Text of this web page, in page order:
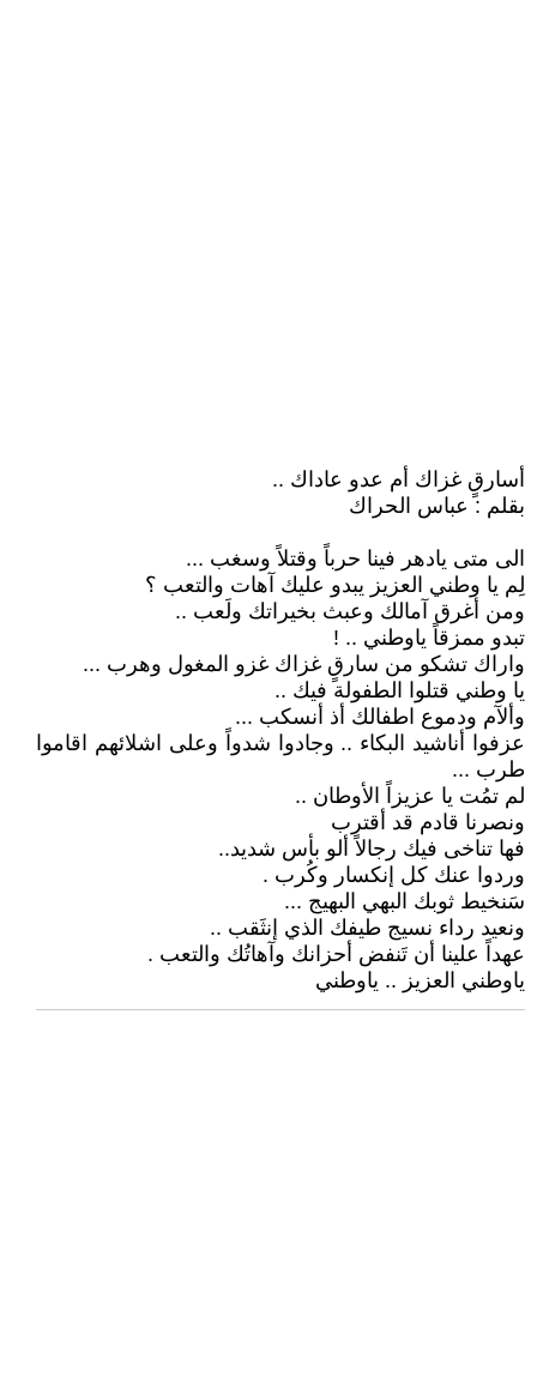
أسارقٍ غزاك أم عدو عاداك ..
بقلم : عباس الحراك
الى متى يادهر فينا حرباً وقتلاً وسغب ...
لِم يا وطني العزيز يبدو عليك آهات والتعب ؟
ومن أغرق آمالك وعبث بخيراتك ولَعب ..
تبدو ممزقاً ياوطني .. !
واراك تشكو من سارقٍ غزاك غزو المغول وهرب ...
يا وطني قتلوا الطفولة فيك ..
وألآم ودموع اطفالك أذ أنسكب ...
عزفوا أناشيد البكاء .. وجادوا شدواً وعلى اشلائهم اقاموا
طرب ...
لم تمُت يا عزيزاً الأوطان ..
ونصرنا قادم قد أقترب
فها تناخى فيك رجالاً ألو بأس شديد..
وردوا عنك كل إنكسار وكُرب .
سَنخيط ثوبك البهي البهيج ...
ونعيد رداء نسيج طيفك الذي إنثَقب ..
عهداً علينا أن تَنفض أحزانك وآهاتُك والتعب .
ياوطني العزيز .. ياوطني